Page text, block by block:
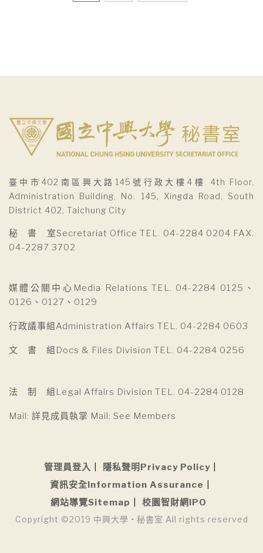
覽
臺中市402南區興大路145號行政大樓4樓 4th Floor,
Administration Building, No. 145, Xingda Road, South
District 402, Taichung City
秘 書 室Secretariat Office TEL. 04-2284 0204 FAX.
04-2287 3702
媒體公關中心Media Relations TEL. 04-2284 0125、
0126、0127、0129
行政議事組Administration Affairs TEL. 04-2284 0603
文 書 組Docs & Files Division TEL. 04-2284 0256
法 制 組Legal Affairs Division TEL. 04-2284 0128
Mail: 詳見成員執掌 Mail: See Members
管理員登入
隱私聲明Privacy Policy
資訊安全Information Assurance
網站導覽Sitemap
校園智財網IPO
Copyright ©2019 中興大學 • 秘書室 All rights reserved